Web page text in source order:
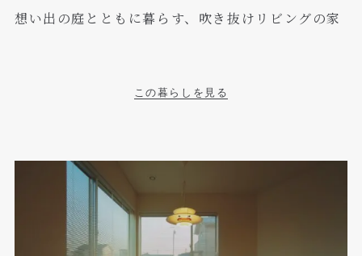
想い出の庭とともに暮らす、吹き抜けリビングの家
この暮らしを見る